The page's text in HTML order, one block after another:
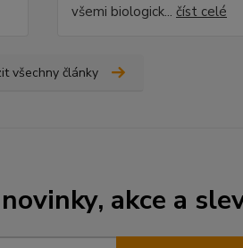
všemi biologick... číst celé
všechny články
akce a